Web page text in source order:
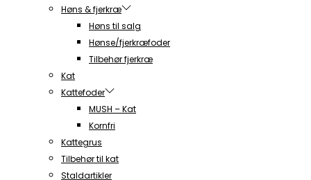
Høns & fjerkræ
Høns til salg
Hønse/fjerkræfoder
Tilbehør fjerkræ
Kat
Kattefoder
MUSH – Kat
Kornfri
Kattegrus
Tilbehør til kat
Staldartikler